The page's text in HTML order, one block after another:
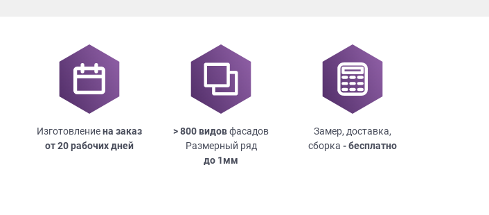
Изготовлениена заказ
от 20 рабочих дней
> 800 видовфасадов
Размерный ряд
до 1мм
Замер, доставка,
сборка - бесплатно